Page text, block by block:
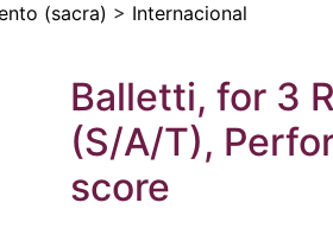
(sacra) > Internacional
Balletti, for 3
(S/A/T),
score